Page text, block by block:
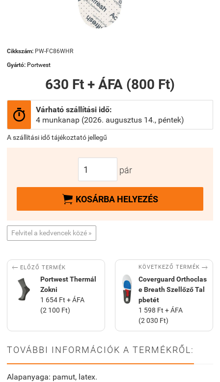
Cikkszám: PW-FC86WHR
Gyártó: Portwest
630 Ft + ÁFA (800 Ft)

Várható szállítási idő:
4 munkanap (2026. augusztus 14., péntek)
A szállítási idő tájékoztató jellegű
pár
 KOSÁRBA HELYEZÉS
Felvitel a kedvencek közé »
 ELŐZŐ TERMÉK
Portwest Thermál
Zokni
1 654 Ft + ÁFA
(2 100 Ft)
KÖVETKEZŐ TERMÉK 
Coverguard Orthoclas
e Breath Szellőző Tal
pbetét
1 598 Ft + ÁFA
(2 030 Ft)
TOVÁBBI INFORMÁCIÓK A TERMÉKRŐL:
Alapanyaga: pamut, latex.